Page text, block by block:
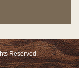
Reserved.